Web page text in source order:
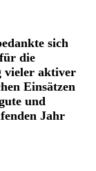
sich
die
vieler aktiver
Einsätzen
und
Jahr